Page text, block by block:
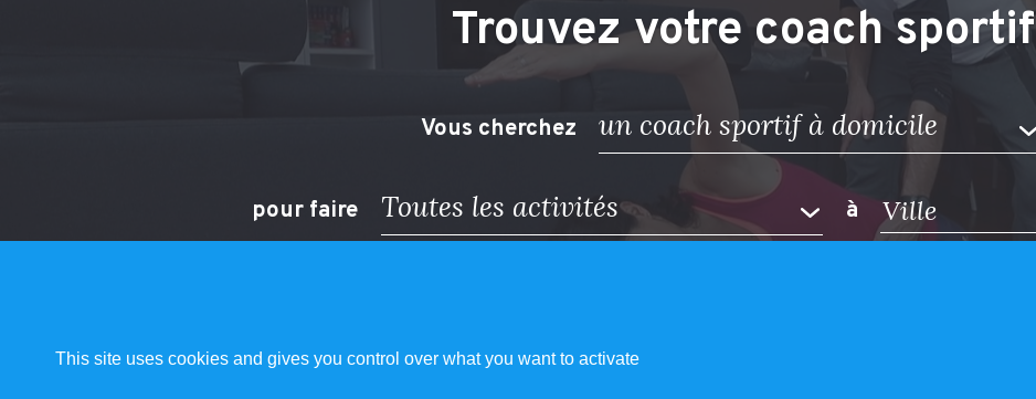
Trouvez votre coach sportif
Vous cherchez un coach sportif à domicile
pour faire Toutes les activités à
This site uses cookies and gives you control over what you want to activate